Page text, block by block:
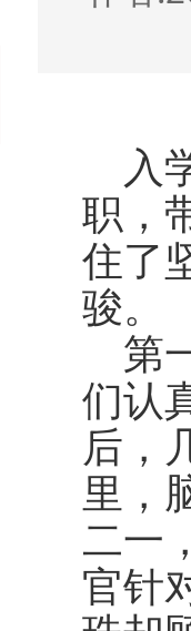
入
职，
住了
骏。
第
们认
后，
里，
二一
官针